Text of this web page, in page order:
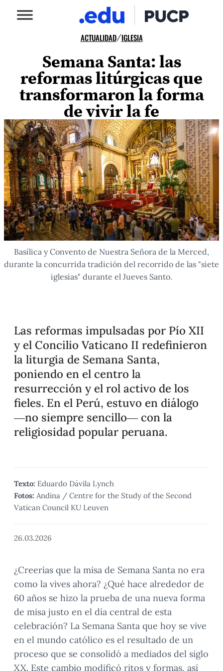
ACTUALIDAD/IGLESIA
Semana Santa: las
reformas litúrgicas que
transformaron la forma
de vivir la fe
Basílica y Convento de Nuestra Señora de la Merced,
durante la concurrida tradición del recorrido de las "siete
iglesias" durante el Jueves Santo.
Las reformas impulsadas por Pío XII
y el Concilio Vaticano II redefinieron
la liturgia de Semana Santa,
poniendo en el centro la
resurrección y el rol activo de los
fieles. En el Perú, estuvo en diálogo
—no siempre sencillo— con la
religiosidad popular peruana.
Texto: Eduardo Dávila Lynch
Fotos: Andina / Centre for the Study of the Second
Vatican Council KU Leuven
26.03.2026
¿Creerías que la misa de Semana Santa no era
como la vives ahora? ¿Qué hace alrededor de
60 años se hizo la prueba de una nueva forma
de misa justo en el día central de esta
celebración? La Semana Santa que hoy se vive
en el mundo católico es el resultado de un
proceso que se consolidó a mediados del siglo
XX. Este cambio modificó ritos y formas, así